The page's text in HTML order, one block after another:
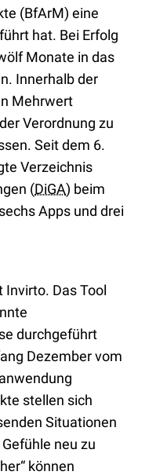
(BfArM) eine
hat. Bei Erfolg
Monate in das
Innerhalb der
Mehrwert
Verordnung zu
Seit dem 6.
Verzeichnis
(DiGA) beim
Apps und drei
Invirto. Das Tool
durchgeführt
Dezember vom
stellen sich
Situationen
neu zu
können